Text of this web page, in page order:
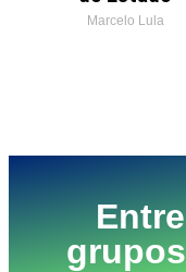
Marcelo Lula